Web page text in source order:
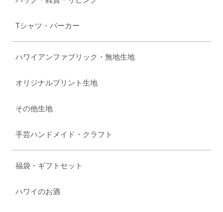
Tシャツ・パーカー
ハワイアンファブリック・無地生地
オリジナルプリント生地
その他生地
手芸ハンドメイド・クラフト
福袋・ギフトセット
ハワイのお酒